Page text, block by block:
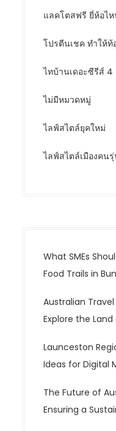
แลคโตสฟรี ยี่ห้อไ
โปรตีนเชค ทำให้ท้
ไทบ้านเดอะซีรีส์ 4
ไม่มีหมวดหมู่
ไลฟ์สไตล์ยุคใหม่
ไลฟ์สไตล์เมืองคน
What SMEs
Food Trails in
Australian
Explore the Land
Launceston
Ideas for Digital
The Future of
Ensuring a